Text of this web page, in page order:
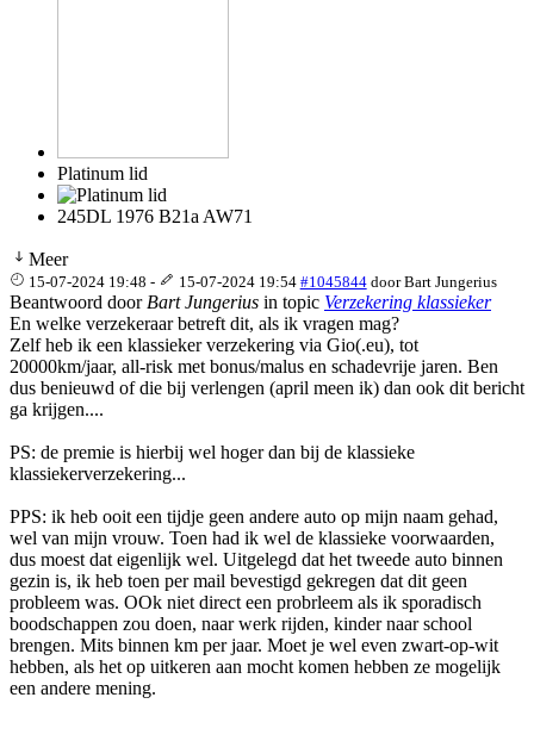
Platinum lid
245DL 1976 B21a AW71
Meer
15-07-2024 19:48 - 15-07-2024 19:54 #1045844 doorBart Jungerius
Beantwoord door Bart Jungerius in topic Verzekering klassieker
En welke verzekeraar betreft dit, als ik vragen mag?
Zelf heb ik een klassieker verzekering via Gio(.eu), tot
20000km/jaar, all-risk met bonus/malus en schadevrije jaren. Ben
dus benieuwd of die bij verlengen (april meen ik) dan ook dit bericht
ga krijgen....
PS: de premie is hierbij wel hoger dan bij de klassieke
klassiekerverzekering...
PPS: ik heb ooit een tijdje geen andere auto op mijn naam gehad,
wel van mijn vrouw. Toen had ik wel de klassieke voorwaarden,
dus moest dat eigenlijk wel. Uitgelegd dat het tweede auto binnen
gezin is, ik heb toen per mail bevestigd gekregen dat dit geen
probleem was. OOk niet direct een probrleem als ik sporadisch
boodschappen zou doen, naar werk rijden, kinder naar school
brengen. Mits binnen km per jaar. Moet je wel even zwart-op-wit
hebben, als het op uitkeren aan mocht komen hebben ze mogelijk
een andere mening.